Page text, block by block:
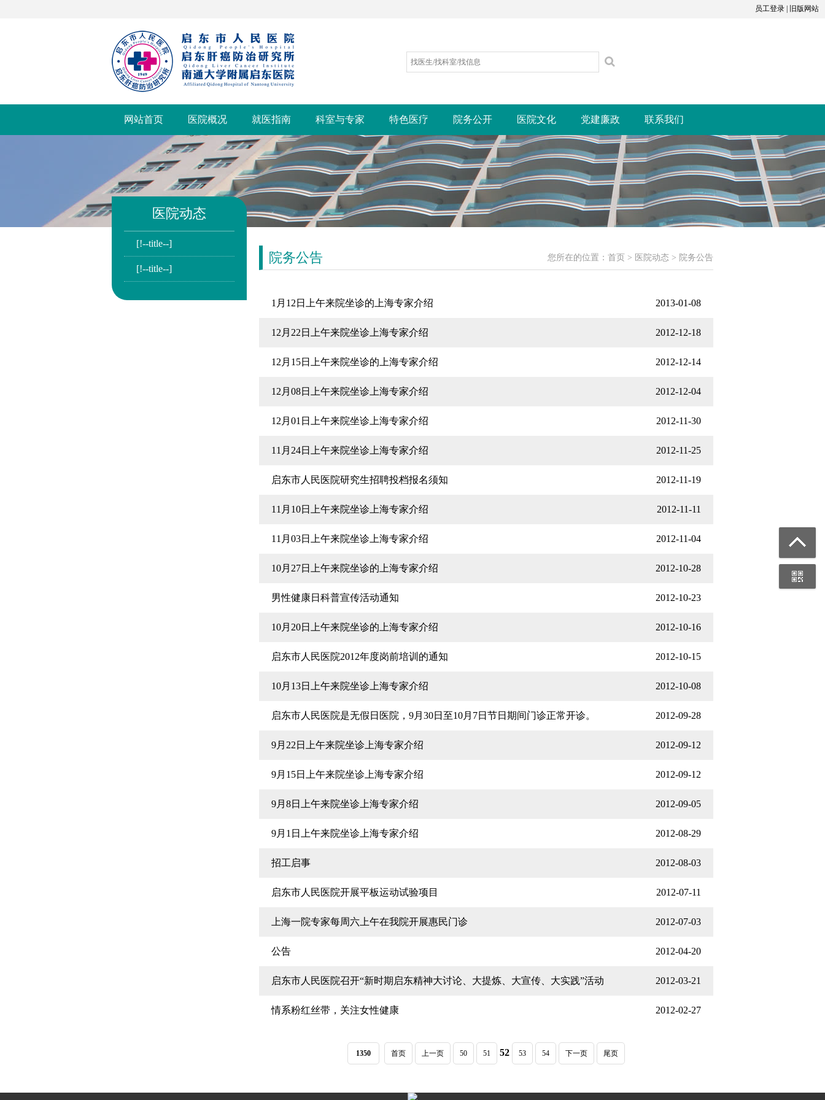
员工登录 旧版网站
网站首页 医院概况 就医指南 科室与专家 特色医疗 院务公开 医院文化 党建廉政 联系我们
医院动态
[!--title--]
[!--title--]
院务公告 您所在的位置： 首页 > 医院动态 > 院务公告
1月12日上午来院坐诊的上海专家介绍 2013-01-08
12月22日上午来院坐诊上海专家介绍 2012-12-18
12月15日上午来院坐诊的上海专家介绍 2012-12-14
12月08日上午来院坐诊上海专家介绍 2012-12-04
12月01日上午来院坐诊上海专家介绍 2012-11-30
11月24日上午来院坐诊上海专家介绍 2012-11-25
启东市人民医院研究生招聘投档报名须知 2012-11-19
11月10日上午来院坐诊上海专家介绍 2012-11-11
11月03日上午来院坐诊上海专家介绍 2012-11-04
10月27日上午来院坐诊的上海专家介绍 2012-10-28
男性健康日科普宣传活动通知 2012-10-23
10月20日上午来院坐诊的上海专家介绍 2012-10-16
启东市人民医院2012年度岗前培训的通知 2012-10-15
10月13日上午来院坐诊上海专家介绍 2012-10-08
启东市人民医院是无假日医院，9月30日至10月7日节日期间门诊正常开诊。 2012-09-28
9月22日上午来院坐诊上海专家介绍 2012-09-12
9月15日上午来院坐诊上海专家介绍 2012-09-12
9月8日上午来院坐诊上海专家介绍 2012-09-05
9月1日上午来院坐诊上海专家介绍 2012-08-29
招工启事 2012-08-03
启东市人民医院开展平板运动试验项目 2012-07-11
上海一院专家每周六上午在我院开展惠民门诊 2012-07-03
公告 2012-04-20
启东市人民医院召开“新时期启东精神大讨论、大提炼、大宣传、大实践”活动 2012-03-21
情系粉红丝带，关注女性健康 2012-02-27
1350 首页 上一页 50 51 52 53 54 下一页 尾页